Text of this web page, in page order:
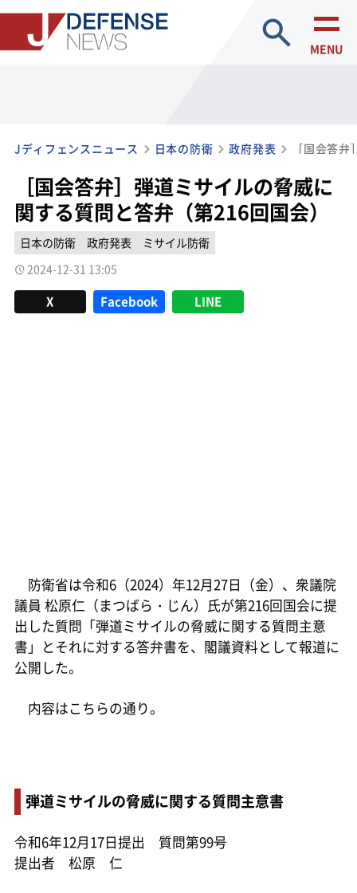
site search
MENU
Jディフェンスニュース 日本の防衛 政府発表
［国会答弁］弾道ミサイルの脅威に
関する質問と答弁（第216回国会）
日本の防衛 政府発表
ミサイル防衛
2024-12-31 13:05
X Facebook LINE
防衛省は令和6（2024）年12月27日（金）、衆議院
議員 松原仁（まつばら・じん）氏が第216回国会に提
出した質問「弾道ミサイルの脅威に関する質問主意
書」とそれに対する答弁書を、閣議資料として報道に
公開した。
内容はこちらの通り。
弾道ミサイルの脅威に関する質問主意書
令和6年12月17日提出 質問第99号
提出者 松原 仁